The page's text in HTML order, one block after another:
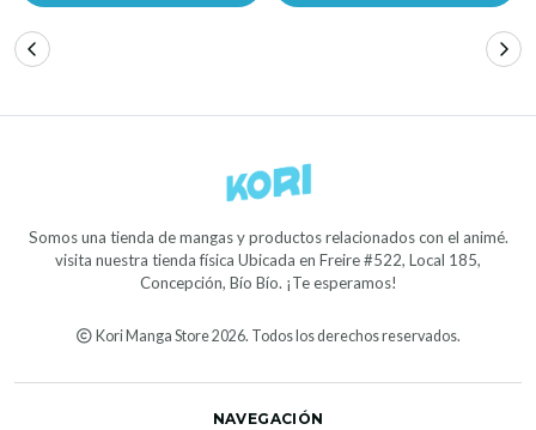
Somos una tienda de mangas y productos relacionados con el animé.
visita nuestra tienda física Ubicada en Freire #522, Local 185,
Concepción, Bío Bío. ¡Te esperamos!
Kori Manga Store 2026. Todos los derechos reservados.
NAVEGACIÓN